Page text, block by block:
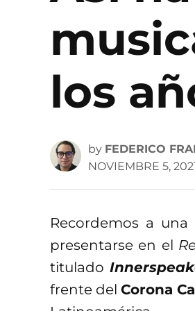
los
by FEDERICO
NOVIEMBRE 5,
Recordemos a
presentarse en el
titulado
frente del Corona